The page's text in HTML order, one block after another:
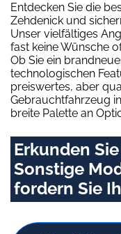
Entdecken Sie die
Zehdenick und
Unser vielfältiges
fast keine Wünsche
Ob Sie ein
technologischen
preiswertes, aber
Gebrauchtfahrzeug
breite Palette an
Erkunden
Sonstige
fordern Sie